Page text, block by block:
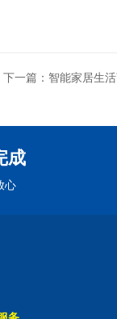
下一篇：智能家居生
成
心